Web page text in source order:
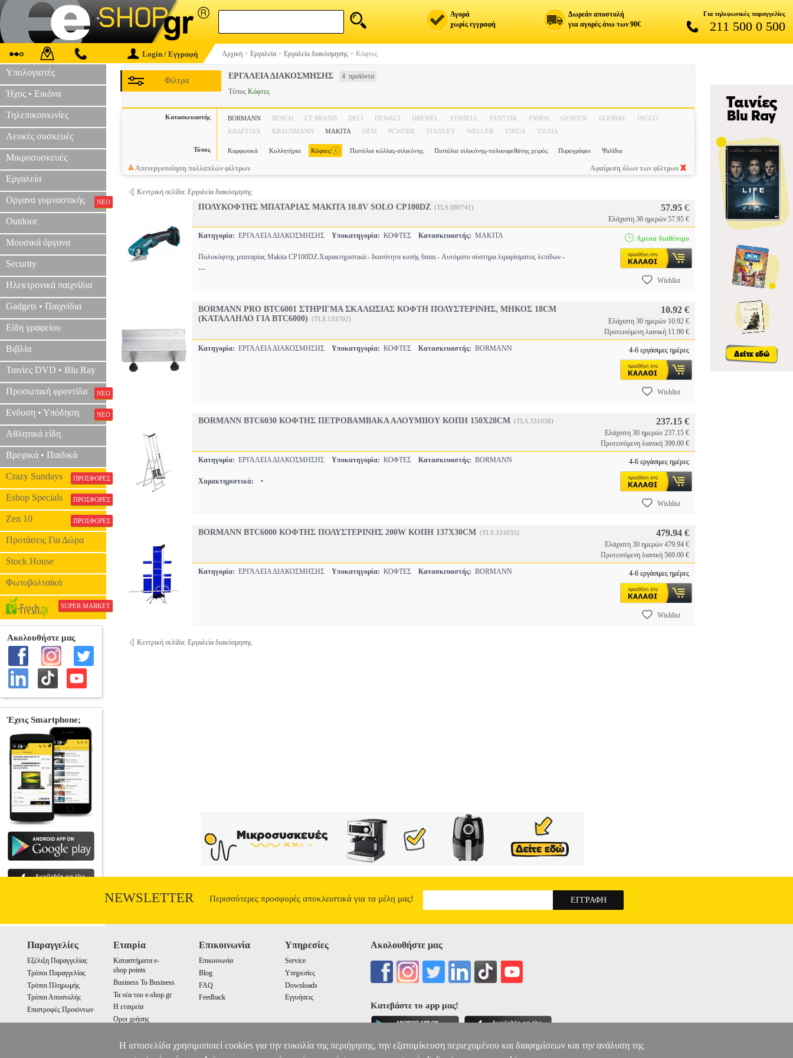
Αγορά
χωρίς εγγραφή
Δωρεάν αποστολή
για αγορές άνω των 90€
Για τηλεφωνικές παραγγελίες
211 500 0 500
Login / Εγγραφή Αρχική > Εργαλεία > Εργαλεία διακόσμησης > Κόφτες
Υπολογιστές
Ήχος • Εικόνα
Τηλεπικοινωνίες
Λευκές συσκευές
Μικροσυσκευές
Εργαλεία
Οργανα γυμναστικής ΝΕΟ
Outdoor
Μουσικά όργανα
Security
Ηλεκτρονικά παιχνίδια
Gadgets • Παιχνίδια
Είδη γραφείου
Βιβλία
Ταινίες DVD • Blu Ray
Προσωπική φροντίδα ΝΕΟ
Ενδυση • Υπόδηση ΝΕΟ
Αθλητικά είδη
Βρεφικά • Παιδικά
Crazy Sundays ΠΡΟΣΦΟΡΕΣ
Eshop Specials ΠΡΟΣΦΟΡΕΣ
Zen 10 ΠΡΟΣΦΟΡΕΣ
Προτάσεις Για Δώρα
Stock House
Φωτοβολταϊκά
SUPER MARKET
ΕΡΓΑΛΕΙΑ ΔΙΑΚΟΣΜΗΣΗΣ 4 προϊόντα
Φίλτρα
Τύπος Κόφτες
Κατασκευαστής BORMANN BOSCH CT BRAND DELI DEWALT DREMEL EINHELL FANTTIK FNIRSI GEHOCK GOOBAY
INGCO
KRAFTIXX
KRAUSMANN MAKITA OEM PCWORK STANLEY WELLER YIHUA YIUHA
Τύπος Καρφωτικά Κολλητήρια Κόφτες x Πιστόλια κόλλας-σιλικόνης Πιστόλια σιλικόνης-πολυουρεθάνης χειρός Πυρογράφοι Ψαλίδια
Απενεργοποίηση πολλαπλών φίλτρων Αφαίρεση όλων των φίλτρων
Κεντρική σελίδα: Εργαλεία διακόσμησης
ΠΟΛΥΚΟΦΤΗΣ ΜΠΑΤΑΡΙΑΣ MAKITA 10.8V SOLO CP100DZ (TLS.080741) 57.95 €
Ελάχιστη 30 ημερών 57.95 €
Κατηγορία: ΕΡΓΑΛΕΙΑ ΔΙΑΚΟΣΜΗΣΗΣ Υποκατηγορία: ΚΟΦΤΕΣ Κατασκευαστής: MAKITA
Πολυκόφτης μπαταρίας Makita CP100DZ.Χαρακτηριστικά:- Ικανότητα κοπής 6mm.- Αυτόματο σύστημα λιμαρίσματος λεπίδων.-
...
Αμεσα διαθέσιμο
Wishlist
BORMANN PRO BTC6001 ΣΤΗΡΙΓΜΑ ΣΚΑΛΩΣΙΑΣ ΚΟΦΤΗ ΠΟΛΥΣΤΕΡΙΝΗΣ, ΜΗΚΟΣ 18CM
(ΚΑΤΑΛΛΗΛΟ ΓΙΑ BTC6000) (TLS.133702)
10.92 €
Ελάχιστη 30 ημερών 10.92 €
Προτεινόμενη λιανική 11.90 €
Κατηγορία: ΕΡΓΑΛΕΙΑ ΔΙΑΚΟΣΜΗΣΗΣ Υποκατηγορία: ΚΟΦΤΕΣ Κατασκευαστής: BORMANN 4-6 εργάσιμες ημέρες
Wishlist
BORMANN BTC6030 ΚΟΦΤΗΣ ΠΕΤΡΟΒΑΜΒΑΚΑ ΑΛΟΥΜΙΙΟΥ ΚΟΠΗ 150X28CM (TLS.331038) 237.15 €
Ελάχιστη 30 ημερών 237.15 €
Προτεινόμενη λιανική 399.00 €
Κατηγορία: ΕΡΓΑΛΕΙΑ ΔΙΑΚΟΣΜΗΣΗΣ Υποκατηγορία: ΚΟΦΤΕΣ Κατασκευαστής: BORMANN
Χαρακτηριστικά: •
4-6 εργάσιμες ημέρες
Wishlist
BORMANN BTC6000 ΚΟΦΤΗΣ ΠΟΛΥΣΤΕΡΙΝΗΣ 200W ΚΟΠΗ 137X30CM (TLS.331035) 479.94 €
Ελάχιστη 30 ημερών 479.94 €
Προτεινόμενη λιανική 569.00 €
Κατηγορία: ΕΡΓΑΛΕΙΑ ΔΙΑΚΟΣΜΗΣΗΣ Υποκατηγορία: ΚΟΦΤΕΣ Κατασκευαστής: BORMANN 4-6 εργάσιμες ημέρες
Wishlist
Κεντρική σελίδα: Εργαλεία διακόσμησης
NEWSLETTER Περισσότερες προσφορές αποκλειστικά για τα μέλη μας!
Παραγγελίες
Εξέλιξη Παραγγελίας
Τρόποι Παραγγελίας
Τρόποι Πληρωμής
Τρόποι Αποστολής
Επιστροφές Προιόντων
Εταιρία
Καταστήματα e-
shop points
Business To Business
Τα νέα του e-shop.gr
Η εταιρεία
Οροι χρήσης
Επικοινωνία
Επικοινωνία
Blog
FAQ
Feedback
Υπηρεσίες
Service
Υπηρεσίες
Downloads
Εγγυήσεις
Ακολουθήστε μας
Κατεβάστε το app μας!
Η ιστοσελίδα χρησιμοποιεί cookies για την ευκολία της περιήγησης, την εξατομίκευση περιεχομένου και διαφημίσεων και την ανάλυση της